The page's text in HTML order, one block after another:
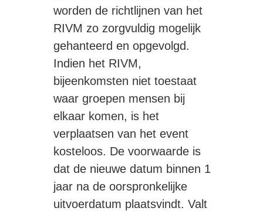
worden de richtlijnen van het
RIVM zo zorgvuldig mogelijk
gehanteerd en opgevolgd.
Indien het RIVM,
bijeenkomsten niet toestaat
waar groepen mensen bij
elkaar komen, is het
verplaatsen van het event
kosteloos. De voorwaarde is
dat de nieuwe datum binnen 1
jaar na de oorspronkelijke
uitvoerdatum plaatsvindt. Valt